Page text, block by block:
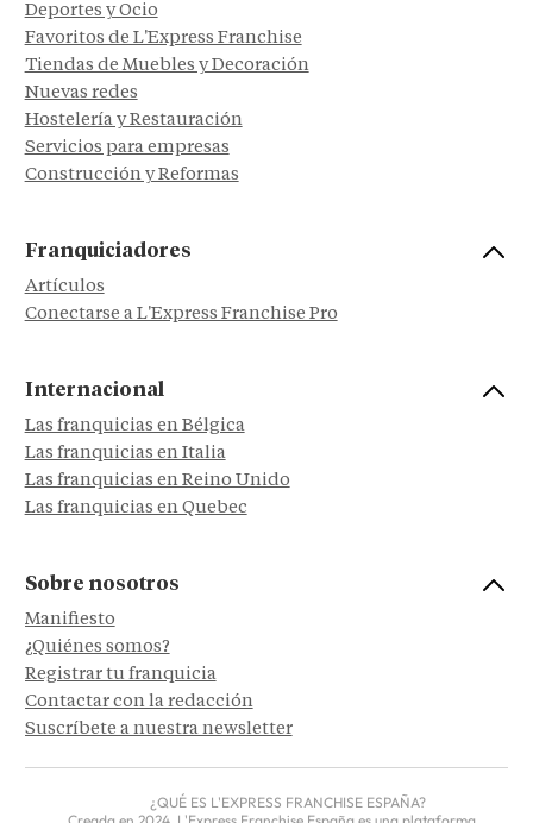
Deportes y Ocio
Favoritos de L'Express Franchise
Tiendas de Muebles y Decoración
Nuevas redes
Hostelería y Restauración
Servicios para empresas
Construcción y Reformas
Franquiciadores
Artículos
Conectarse a L'Express Franchise Pro
Internacional
Las franquicias en Bélgica
Las franquicias en Italia
Las franquicias en Reino Unido
Las franquicias en Quebec
Sobre nosotros
Manifiesto
¿Quiénes somos?
Registrar tu franquicia
Contactar con la redacción
Suscríbete a nuestra newsletter
¿QUÉ ES L'EXPRESS FRANCHISE ESPAÑA?